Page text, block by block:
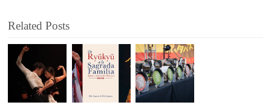
Related Posts